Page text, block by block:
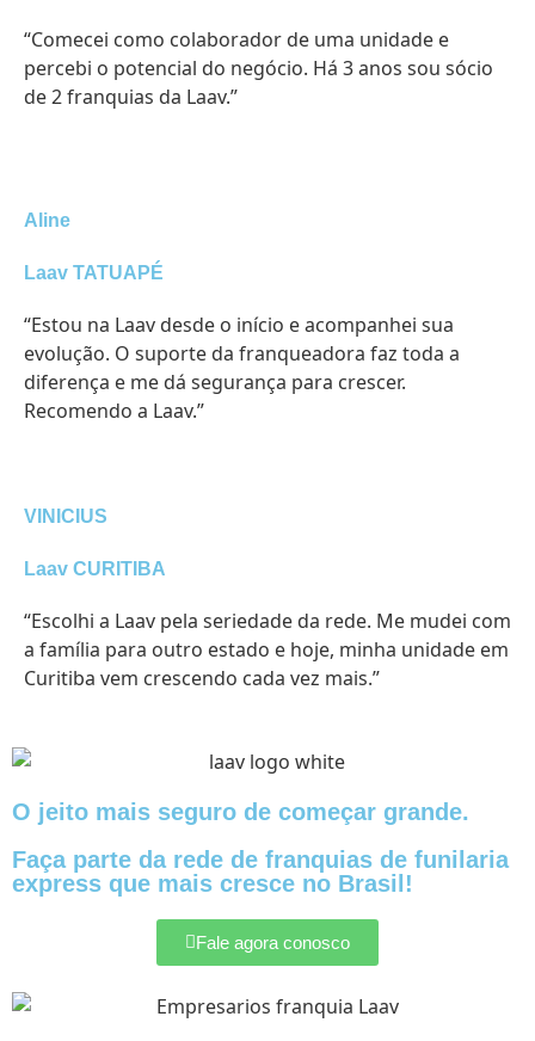
“Comecei como colaborador de uma unidade e
percebi o potencial do negócio. Há 3 anos sou sócio
de 2 franquias da Laav.”
Aline
Laav TATUAPÉ
“Estou na Laav desde o início e acompanhei sua
evolução. O suporte da franqueadora faz toda a
diferença e me dá segurança para crescer.
Recomendo a Laav.”
VINICIUS
Laav CURITIBA
“Escolhi a Laav pela seriedade da rede. Me mudei com
a família para outro estado e hoje, minha unidade em
Curitiba vem crescendo cada vez mais.”
O jeito mais seguro de começar grande.
Faça parte da rede de franquias de funilaria
express que mais cresce no Brasil!
Fale agora conosco